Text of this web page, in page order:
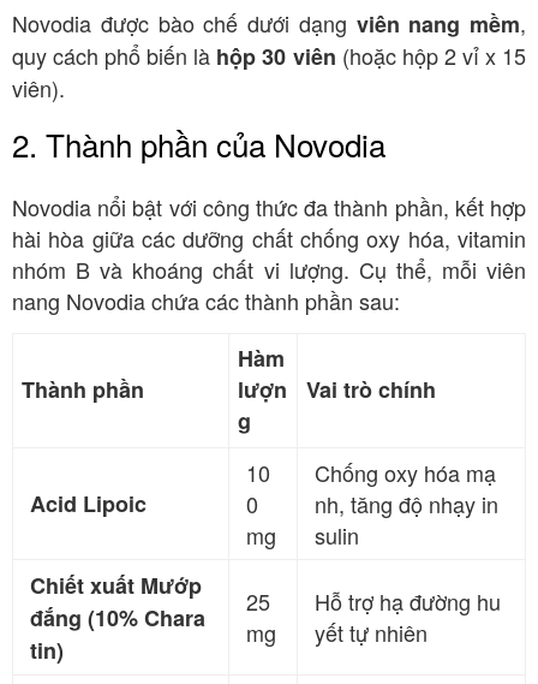
Novodia được bào chế dưới dạng viên nang mềm,
quy cách phổ biến là hộp 30 viên (hoặc hộp 2 vỉ x 15
viên).
2. Thành phần của Novodia
Novodia nổi bật với công thức đa thành phần, kết hợp
hài hòa giữa các dưỡng chất chống oxy hóa, vitamin
nhóm B và khoáng chất vi lượng. Cụ thể, mỗi viên
nang Novodia chứa các thành phần sau:
Thành phần
Hàm
lượn
g
Vai trò chính
Acid Lipoic
10
0
mg
Chống oxy hóa mạ
nh, tăng độ nhạy in
sulin
Chiết xuất Mướp
đắng (10% Chara
tin)
25
mg
Hỗ trợ hạ đường hu
yết tự nhiên